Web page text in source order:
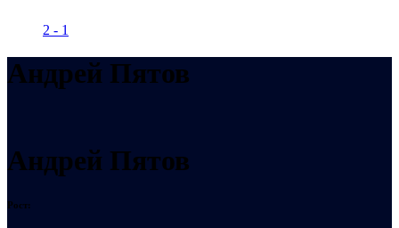
2 - 1
Андрей Пятов
Андрей Пятов
Рост: